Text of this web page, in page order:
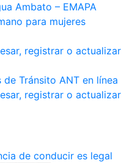
Ambato – EMAPA
para mujeres
registrar o actualizar
Tránsito ANT en línea
registrar o actualizar
de conducir es legal